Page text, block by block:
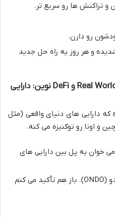
و تراکنش ها رو سریع تر.
رو دارن.
و هر روز یه راه حل جدید
ارزهای حوزه Real World Assets (RWA) و DeFi نوین: دارایی
دارایی های دنیای واقعی (مثل
و اونا رو توکنیزه می کنه.
خوان یه پل بین دارایی های
اوندو (ONDO). باز هم تأکید می کنم